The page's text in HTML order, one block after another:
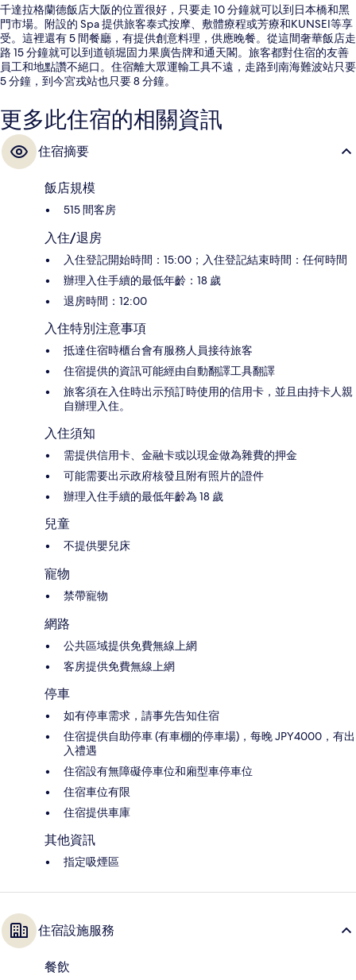
千達拉格蘭德飯店大阪的位置很好，只要走 10 分鐘就可以到日本橋和黑
門市場。附設的 Spa 提供旅客泰式按摩、敷體療程或芳療和KUNSEI等享
受。這裡還有 5 間餐廳，有提供創意料理，供應晚餐。從這間奢華飯店走
路 15 分鐘就可以到道頓堀固力果廣告牌和通天閣。旅客都對住宿的友善
員工和地點讚不絕口。住宿離大眾運輸工具不遠，走路到南海難波站只要
5 分鐘，到今宮戎站也只要 8 分鐘。
更多此住宿的相關資訊
住宿摘要
飯店規模
515 間客房
入住/退房
入住登記開始時間：15:00；入住登記結束時間：任何時間
辦理入住手續的最低年齡：18 歲
退房時間：12:00
入住特別注意事項
抵達住宿時櫃台會有服務人員接待旅客
住宿提供的資訊可能經由自動翻譯工具翻譯
旅客須在入住時出示預訂時使用的信用卡，並且由持卡人親
自辦理入住。
入住須知
需提供信用卡、金融卡或以現金做為雜費的押金
可能需要出示政府核發且附有照片的證件
辦理入住手續的最低年齡為 18 歲
兒童
不提供嬰兒床
寵物
禁帶寵物
網路
公共區域提供免費無線上網
客房提供免費無線上網
停車
如有停車需求，請事先告知住宿
住宿提供自助停車 (有車棚的停車場)，每晚 JPY4000，有出
入禮遇
住宿設有無障礙停車位和廂型車停車位
住宿車位有限
住宿提供車庫
其他資訊
指定吸煙區
住宿設施服務
餐飲